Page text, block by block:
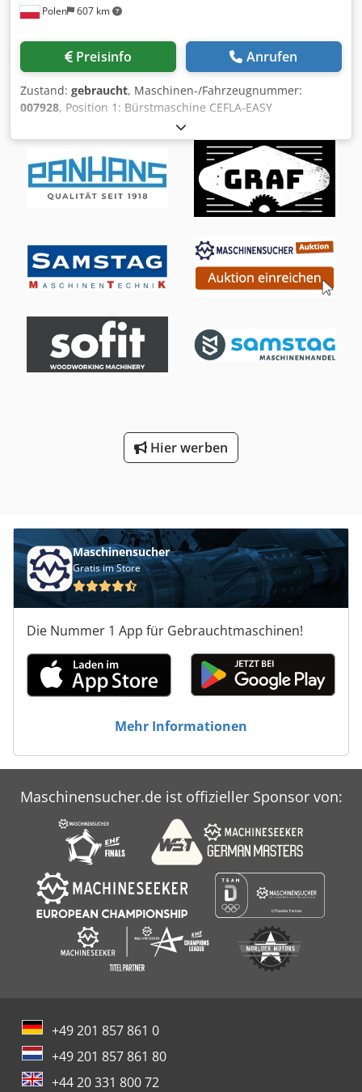
Polen 607 km
Preisinfo Anrufen
Zustand: gebraucht, Maschinen-/Fahrzeugnummer:
007928, Position 1: Bürstmaschine CEFLA-EASY
2000 + TR2V-FV3 Djdpfxswu Acke Aklokr Position 2:
Macchina verniciatrice CEFLA-EASY 2000 + TR2V-FV3
Position 3: Lacktrocknung CEFLA-EASY 2000 + TR2V-FV3
Hier werben
Maschinensucher
Gratis im Store
Die Nummer 1 App für Gebrauchtmaschinen!
Mehr Informationen
Maschinensucher.de ist offizieller Sponsor von:
+49 201 857 861 0
+49 201 857 861 80
+44 20 331 800 72